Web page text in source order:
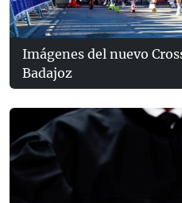
Imágenes del nuevo
Badajoz